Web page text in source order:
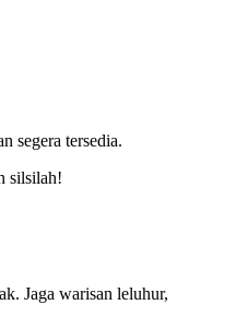
segera tersedia.
silsilah!
Jaga warisan leluhur,